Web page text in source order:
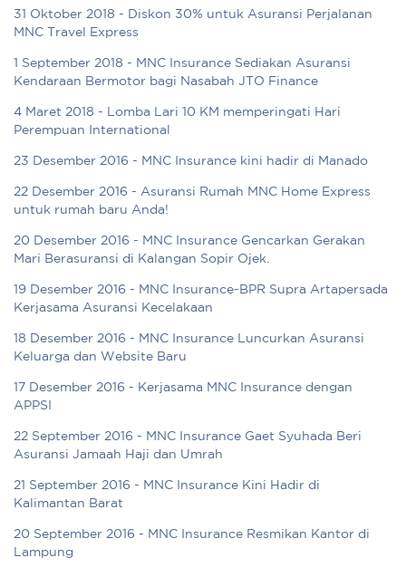
31 Oktober 2018 - Diskon 30% untuk Asuransi Perjalanan
MNC Travel Express
1 September 2018 - MNC Insurance Sediakan Asuransi
Kendaraan Bermotor bagi Nasabah JTO Finance
4 Maret 2018 - Lomba Lari 10 KM memperingati Hari
Perempuan International
23 Desember 2016 - MNC Insurance kini hadir di Manado
22 Desember 2016 - Asuransi Rumah MNC Home Express
untuk rumah baru Anda!
20 Desember 2016 - MNC Insurance Gencarkan Gerakan
Mari Berasuransi di Kalangan Sopir Ojek.
19 Desember 2016 - MNC Insurance-BPR Supra Artapersada
Kerjasama Asuransi Kecelakaan
18 Desember 2016 - MNC Insurance Luncurkan Asuransi
Keluarga dan Website Baru
17 Desember 2016 - Kerjasama MNC Insurance dengan
APPSI
22 September 2016 - MNC Insurance Gaet Syuhada Beri
Asuransi Jamaah Haji dan Umrah
21 September 2016 - MNC Insurance Kini Hadir di
Kalimantan Barat
20 September 2016 - MNC Insurance Resmikan Kantor di
Lampung